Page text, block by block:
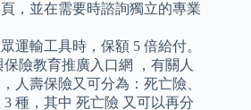
，並在需要時諮詢獨立的專業
運輸工具時，保額 5 倍給付。
險教育推廣入口網 ，有關人
人壽保險又可分為：死亡險、
種，其中 死亡險 又可以再分